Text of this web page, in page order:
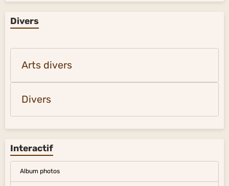
Divers
Arts divers
Divers
Interactif
Album photos